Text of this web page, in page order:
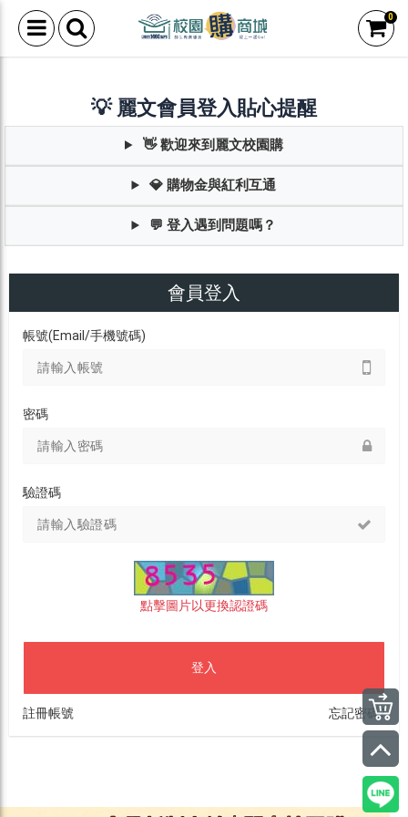
0
💡 麗文會員登入貼心提醒
👋 歡迎來到麗文校園購
💎 購物金與紅利互通
💬 登入遇到問題嗎？
會員登入
帳號(Email/手機號碼)
密碼
驗證碼
點擊圖片以更換認證碼
登入
註冊帳號 忘記密碼?